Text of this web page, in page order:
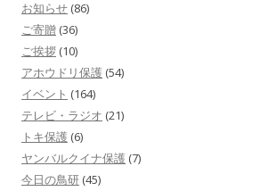
お知らせ (86)
ご寄贈 (36)
ご挨拶 (10)
アホウドリ保護 (54)
イベント (164)
テレビ・ラジオ (21)
トキ保護 (6)
ヤンバルクイナ保護 (7)
今日の鳥研 (45)